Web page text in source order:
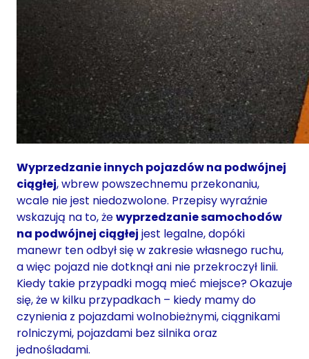
Wyprzedzanie innych pojazdów na podwójnej
ciągłej, wbrew powszechnemu przekonaniu,
wcale nie jest niedozwolone. Przepisy wyraźnie
wskazują na to, żewyprzedzanie samochodów
na podwójnej ciągłej jest legalne, dopóki
manewr ten odbył się w zakresie własnego ruchu,
a więc pojazd nie dotknął ani nie przekroczył linii.
Kiedy takie przypadki mogą mieć miejsce? Okazuje
się, że w kilku przypadkach – kiedy mamy do
czynienia z pojazdami wolnobieżnymi, ciągnikami
rolniczymi, pojazdami bez silnika oraz
jednośladami.